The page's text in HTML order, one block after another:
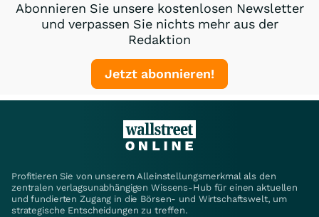
Abonnieren Sie unsere kostenlosen Newsletter
und verpassen Sie nichts mehr aus der
Redaktion
Jetzt abonnieren!
Profitieren Sie von unserem Alleinstellungsmerkmal als den
zentralen verlagsunabhängigen Wissens-Hub für einen aktuellen
und fundierten Zugang in die Börsen- und Wirtschaftswelt, um
strategische Entscheidungen zu treffen.